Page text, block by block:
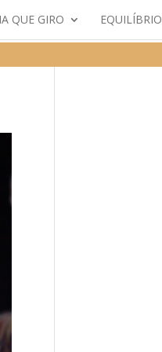
QUE GIRO EQUILÍBRIO